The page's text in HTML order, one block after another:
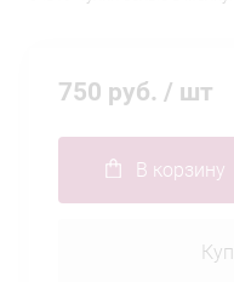
750 руб. / шт
В корзину